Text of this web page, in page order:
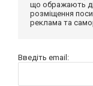
що ображають
розміщення
реклама та
Введіть email: